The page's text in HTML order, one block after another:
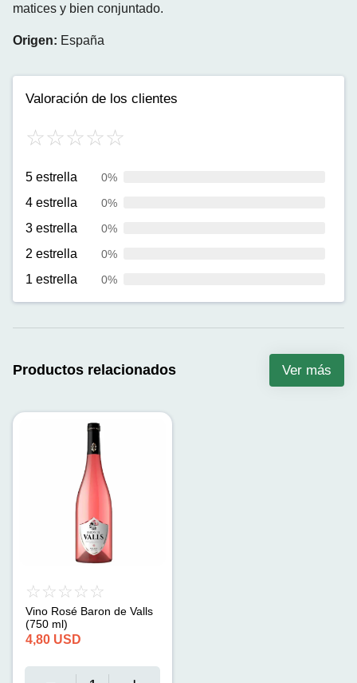
matices y bien conjuntado.
Origen: España
Valoración de los clientes
5 estrella 0%
4 estrella 0%
3 estrella 0%
2 estrella 0%
1 estrella 0%
Productos relacionados Ver más
Vino Rosé Baron de Valls
(750 ml)
4,80 USD